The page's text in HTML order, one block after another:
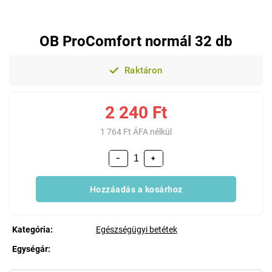
OB ProComfort normál 32 db
Raktáron
2 240 Ft
1 764 Ft ÁFA nélkül
+
−
Hozzáadás a kosárhoz
Kategória:
Egészségügyi betétek
Egységár: